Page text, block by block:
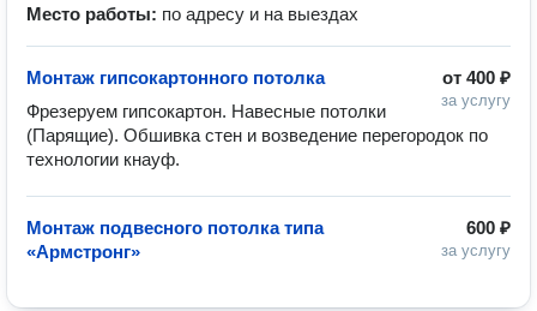
Место работы: по адресу и на выездах
от 400 ₽
за услугу
Монтаж гипсокартонного потолка
Фрезеруем гипсокартон. Навесные потолки
(Парящие). Обшивка стен и возведение перегородок по
технологии кнауф.
600 ₽
за услугу
Монтаж подвесного потолка типа
«Армстронг»